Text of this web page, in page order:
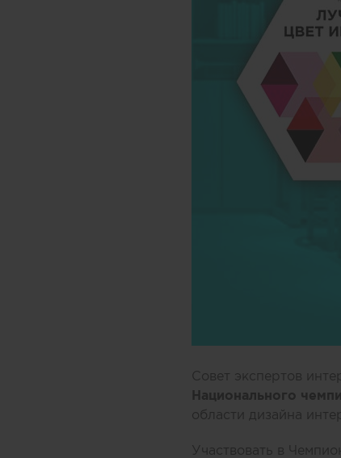
Совет экспертов
Национального
области дизайна
Участвовать в